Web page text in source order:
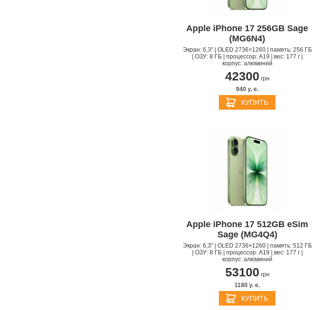
APPLE IPHONE 14 PRO
Apple iPhone 17 256GB Sage
(MG6N4)
Экран: 6,3" | OLED 2736×1260 | память: 256 ГБ
| ОЗУ: 8 ГБ | процессор: A19 | вес: 177 г |
корпус: алюминий
42300 грн
940 y. e.
КУПИТЬ
Apple iPhone 17 512GB eSim
Sage (MG4Q4)
Экран: 6,3" | OLED 2736×1260 | память: 512 ГБ
| ОЗУ: 8 ГБ | процессор: A19 | вес: 177 г |
корпус: алюминий
53100 грн
1180 y. e.
КУПИТЬ